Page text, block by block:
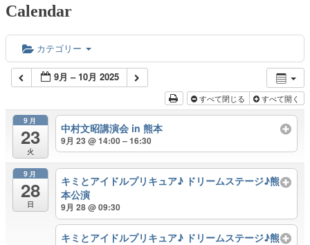
Calendar
カテゴリー
9月 – 10月 2025
すべて閉じる すべて開く
9月
23
火
中村文昭講演会 in 熊本
9月 23 @ 14:00 – 16:30
9月
28
日
キミとアイドルプリキュア♪ ドリームステージ♪熊
本公演
9月 28 @ 09:30
キミとアイドルプリキュア♪ ドリームステージ♪熊